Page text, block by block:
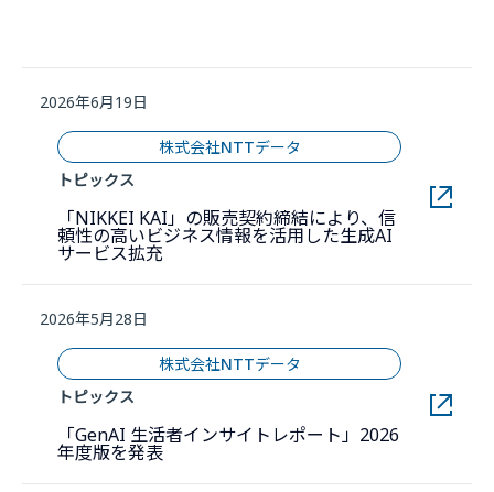
2026年6月19日
株式会社NTTデータ
トピックス
「NIKKEI KAI」の販売契約締結により、信
頼性の高いビジネス情報を活用した生成AI
サービス拡充
2026年5月28日
株式会社NTTデータ
トピックス
「GenAI 生活者インサイトレポート」2026
年度版を発表新しいウィンドウで開きます。